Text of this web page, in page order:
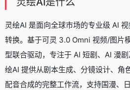
灵绘AI 是面向全球市场的专业级 AI
转换。基于可灵 3.0 Omni 视频/图片
型联合驱动，专注于 AI 短剧、AI 漫
绘AI 提供从剧本生成、分镜设计、角
配音合成的完整工作流，支持国漫、